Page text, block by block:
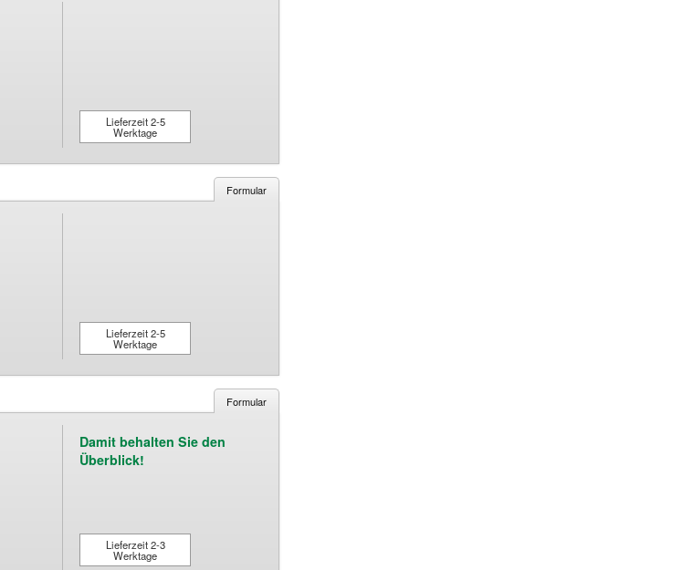
Lieferzeit 2-5
Werktage
Formular
Lieferzeit 2-5
Werktage
Formular
Damit behalten Sie den
Überblick!
Lieferzeit 2-3
Werktage